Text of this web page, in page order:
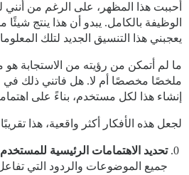
أحببت هذا المظهر، على الرغم من
يعجبني هذا التنسيق الجديد لتلك
ما لم أتمكن من رؤيته من الاستجابة هو
ملخصًا مخصصًا أم لا. هل فاتني ذلك
إنشاء هذا لكل مستخدم، بناءً على
لجعل هذه الأفكار أكثر واقعية، هذا
تحديد الاهتمامات الرئيسية للمستخدم
جميع الموضوعات والردود التي